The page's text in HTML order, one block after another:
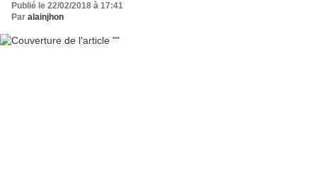
Publié le 22/02/2018 à 17:41
Par alainjhon